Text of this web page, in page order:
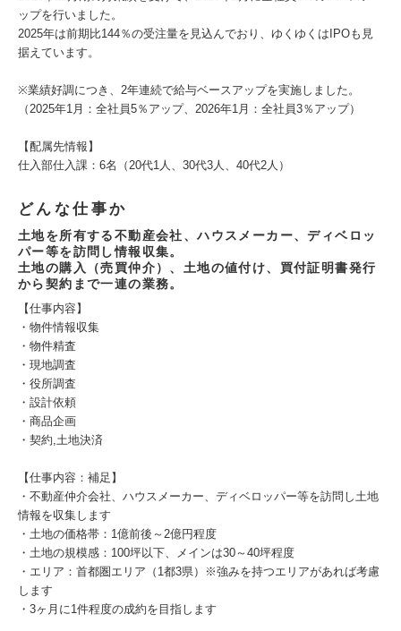
ップを行いました。
2025年は前期比144％の受注量を見込んでおり、ゆくゆくはIPOも見
据えています。
※業績好調につき、2年連続で給与ベースアップを実施しました。
（2025年1月：全社員5％アップ、2026年1月：全社員3％アップ）
【配属先情報】
仕入部仕入課：6名（20代1人、30代3人、40代2人）
どんな仕事か
土地を所有する不動産会社、ハウスメーカー、ディベロッ
パー等を訪問し情報収集。
土地の購入（売買仲介）、土地の値付け、買付証明書発行
から契約まで一連の業務。
【仕事内容】
・物件情報収集
・物件精査
・現地調査
・役所調査
・設計依頼
・商品企画
・契約,土地決済
【仕事内容：補足】
・不動産仲介会社、ハウスメーカー、ディベロッパー等を訪問し土地
情報を収集します
・土地の価格帯：1億前後～2億円程度
・土地の規模感：100坪以下、メインは30～40坪程度
・エリア：首都圏エリア（1都3県）※強みを持つエリアがあれば考慮
します
・3ヶ月に1件程度の成約を目指します